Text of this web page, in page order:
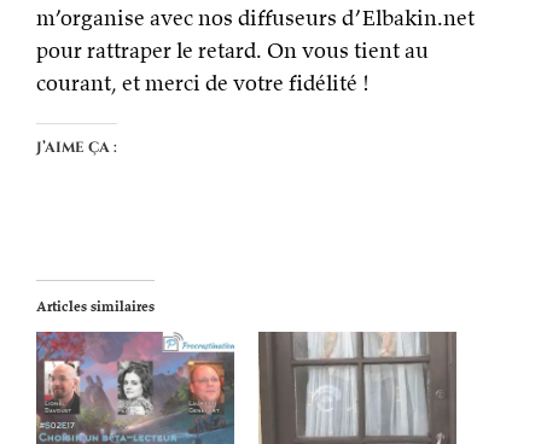
m’organise avec nos diffuseurs d’Elbakin.net
pour rattraper le retard. On vous tient au
courant, et merci de votre fidélité !
J’aime ça :
Articles similaires